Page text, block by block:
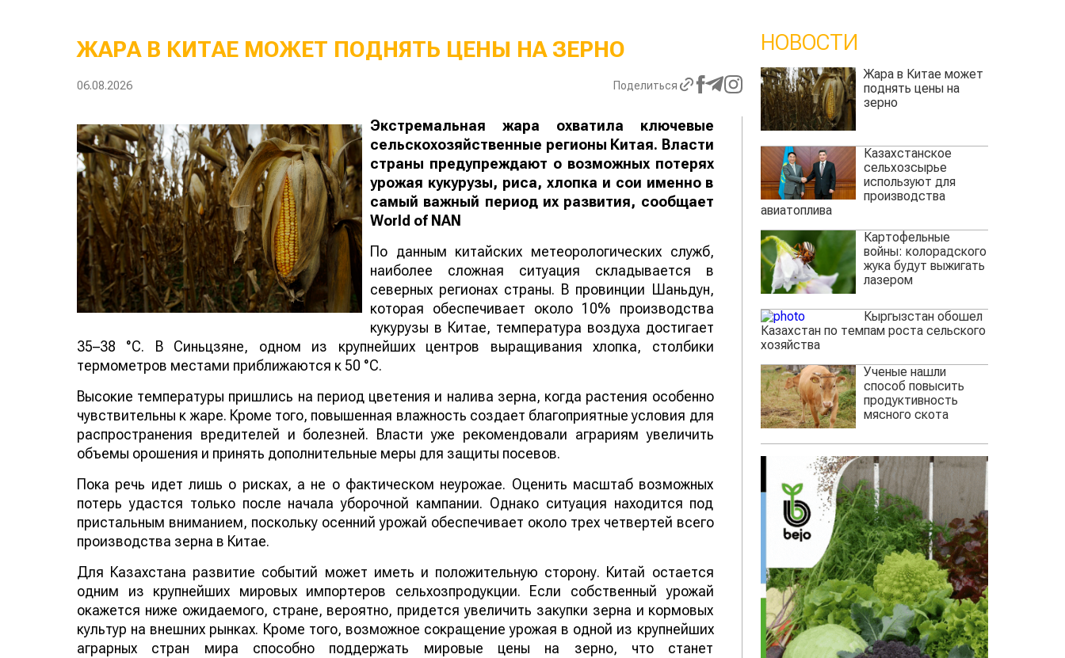
ЖАРА В КИТАЕ МОЖЕТ ПОДНЯТЬ ЦЕНЫ НА ЗЕРНО
06.08.2026 Поделиться
Экстремальная жара охватила ключевые
сельскохозяйственные регионы Китая. Власти
страны предупреждают о возможных потерях
урожая кукурузы, риса, хлопка и сои именно в
самый важный период их развития, сообщает
World of NAN
По данным китайских метеорологических служб,
наиболее сложная ситуация складывается в
северных регионах страны. В провинции Шаньдун,
которая обеспечивает около 10% производства
кукурузы в Китае, температура воздуха достигает
35–38 °C. В Синьцзяне, одном из крупнейших центров выращивания хлопка, столбики
термометров местами приближаются к 50 °C.
Высокие температуры пришлись на период цветения и налива зерна, когда растения особенно
чувствительны к жаре. Кроме того, повышенная влажность создает благоприятные условия для
распространения вредителей и болезней. Власти уже рекомендовали аграриям увеличить
объемы орошения и принять дополнительные меры для защиты посевов.
Пока речь идет лишь о рисках, а не о фактическом неурожае. Оценить масштаб возможных
потерь удастся только после начала уборочной кампании. Однако ситуация находится под
пристальным вниманием, поскольку осенний урожай обеспечивает около трех четвертей всего
производства зерна в Китае.
Для Казахстана развитие событий может иметь и положительную сторону. Китай остается
одним из крупнейших мировых импортеров сельхозпродукции. Если собственный урожай
окажется ниже ожидаемого, стране, вероятно, придется увеличить закупки зерна и кормовых
культур на внешних рынках. Кроме того, возможное сокращение урожая в одной из крупнейших
аграрных стран мира способно поддержать мировые цены на зерно, что станет
НОВОСТИ
Жара в Китае может
поднять цены на
зерно
Казахстанское
сельхозсырье
используют для
производства
авиатоплива
Картофельные
войны: колорадского
жука будут выжигать
лазером
Кыргызстан обошел
Казахстан по темпам роста сельского
хозяйства
Ученые нашли
способ повысить
продуктивность
мясного скота